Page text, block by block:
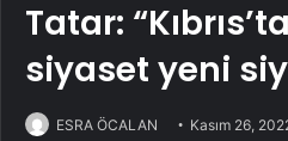
Tatar:
siyaset yeni
ESRA ÖCALAN Kasım 26,